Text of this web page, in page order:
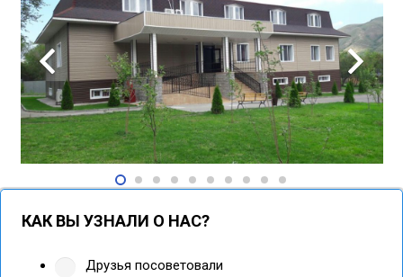
КАК ВЫ УЗНАЛИ О НАС?
Друзья посоветовали